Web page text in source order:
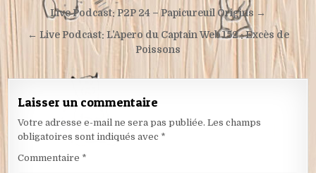
Navigation
de
l’article
Live Podcast: P2P 24 – Papicureuil Origins →
← Live Podcast: L’Apero du Captain Web 152 : Excès de
Poissons
Laisser un commentaire
Votre adresse e-mail ne sera pas publiée. Les champs
obligatoires sont indiqués avec *
Commentaire *